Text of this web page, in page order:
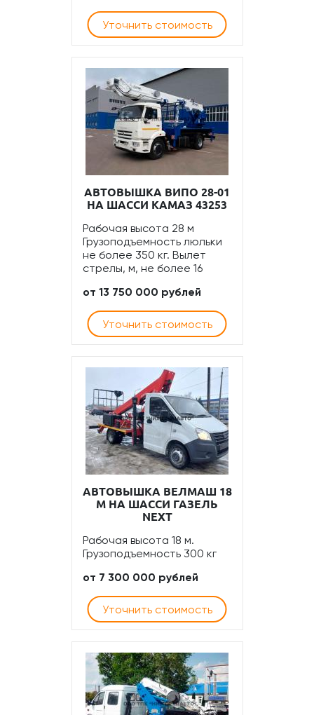
Уточнить стоимость
АВТОВЫШКА ВИПО 28-01
НА ШАССИ КАМАЗ 43253
Рабочая высота 28 м
Грузоподъемность люльки
не более 350 кг. Вылет
стрелы, м, не более 16
от 13 750 000 рублей
Уточнить стоимость
АВТОВЫШКА ВЕЛМАШ 18
М НА ШАССИ ГАЗЕЛЬ
NEXT
Рабочая высота 18 м.
Грузоподъемность 300 кг
от 7 300 000 рублей
Уточнить стоимость